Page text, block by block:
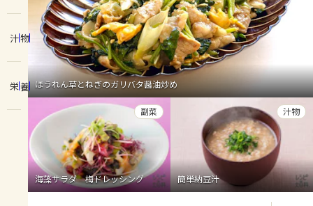
コンテンツ
レシピ
トーク
よくあるお問い合わせ
お買い物
ピーマン
みょうが ゴーヤ
汁物
栄養 ほうれん草とねぎのガリバタ醤油炒め
海藻サラダ 梅ドレッシング
副菜
簡単納豆汁
汁物